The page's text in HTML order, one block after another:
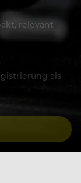
relevant
als